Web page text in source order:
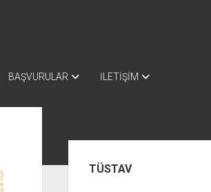
BAŞVURULAR İLETİŞİM
MenüTÜSTAV